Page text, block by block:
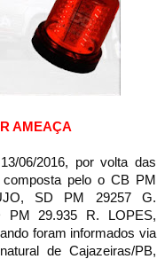
AMEAÇA
06/2016, por volta das
pelo o CB PM
SD PM 29257 G.
29.935 R. LOPES,
foram informados via
de Cajazeiras/PB,